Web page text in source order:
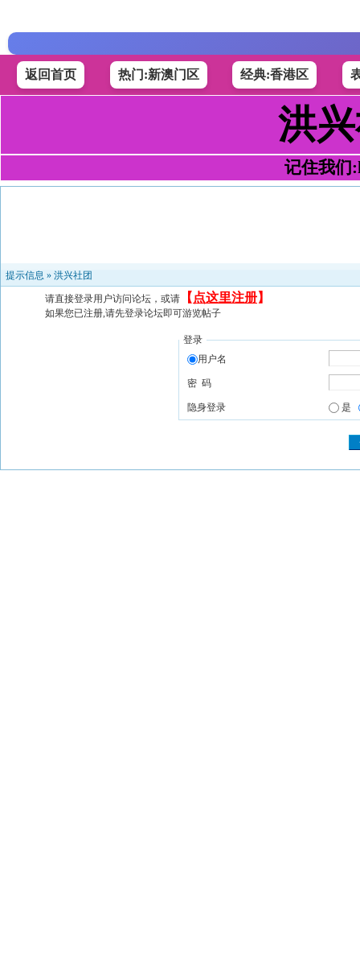
返回首页 热门:新澳门区 经典:香港区
洪
记住我们
提示信息 » 洪兴社团
请直接登录用户访问论坛，或请 【 点这里注册】
如果您已注册,请先登录论坛即可游览帖子
登录
用户名
密 码
隐身登录 是